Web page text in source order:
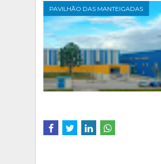
PAVILHÃO DAS MANTEIGADAS